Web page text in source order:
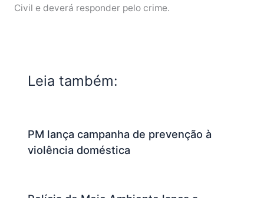
Civil e deverá responder pelo crime.
Leia também:
PM lança campanha de prevenção à
violência doméstica